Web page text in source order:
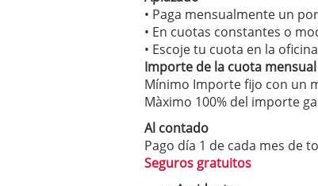
• Paga mensualmente un
• En cuotas constantes o
• Escoje tu cuota en la
Importe de la cuota mensual
Mínimo Importe fijo con un
Màximo 100% del importe
Al contado
Pago día 1 de cada mes de
Seguros gratuitos